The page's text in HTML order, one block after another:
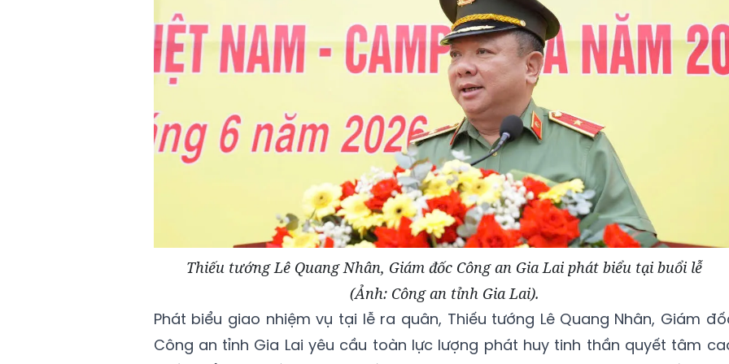
Thiếu tướng Lê Quang Nhân, Giám đốc Công an Gia Lai phát biểu tại buổi lễ
(Ảnh: Công an tỉnh Gia Lai).
Phát biểu giao nhiệm vụ tại lễ ra quân, Thiếu tướng Lê Quang Nhân, Giám
Công an tỉnh Gia Lai yêu cầu toàn lực lượng phát huy tinh thần quyết tâm